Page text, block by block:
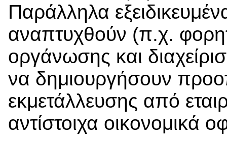
Παράλληλα
αναπτυχθούν (π.χ.
οργάνωσης και
να δημιουργήσουν
εκμετάλλευσης από
αντίστοιχα οικονομικά